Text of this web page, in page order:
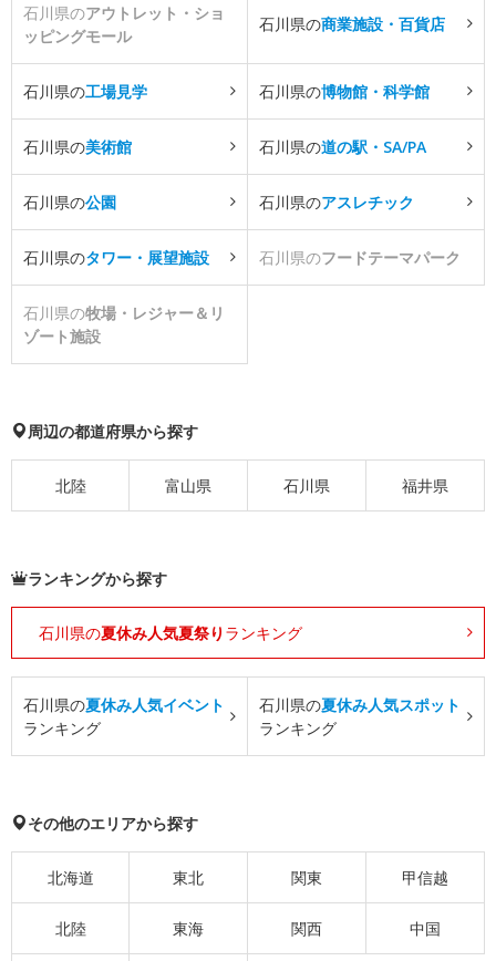
石川県のアウトレット・ショ
ッピングモール
石川県の商業施設・百貨店
石川県の工場見学 石川県の博物館・科学館
石川県の美術館 石川県の道の駅・SA/PA
石川県の公園 石川県のアスレチック
石川県のタワー・展望施設 石川県のフードテーマパーク
石川県の牧場・レジャー＆リ
ゾート施設
周辺の都道府県から探す
北陸 富山県 石川県 福井県
ランキングから探す
石川県の夏休み人気夏祭り ランキング
石川県の夏休み人気イベント
ランキング
石川県の夏休み人気スポット
ランキング
その他のエリアから探す
北海道 東北 関東 甲信越
北陸 東海 関西 中国